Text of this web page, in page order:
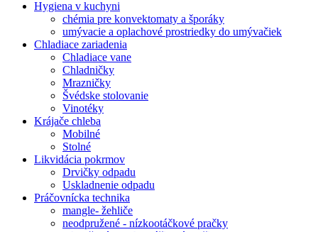
Hygiena v kuchyni
chémia pre konvektomaty a šporáky
umývacie a oplachové prostriedky do umývačiek
Chladiace zariadenia
Chladiace vane
Chladničky
Mrazničky
Švédske stolovanie
Vinotéky
Krájače chleba
Mobilné
Stolné
Likvidácia pokrmov
Drvičky odpadu
Uskladnenie odpadu
Práčovnícka technika
mangle- žehliče
neodpružené - nízkootáčkové pračky